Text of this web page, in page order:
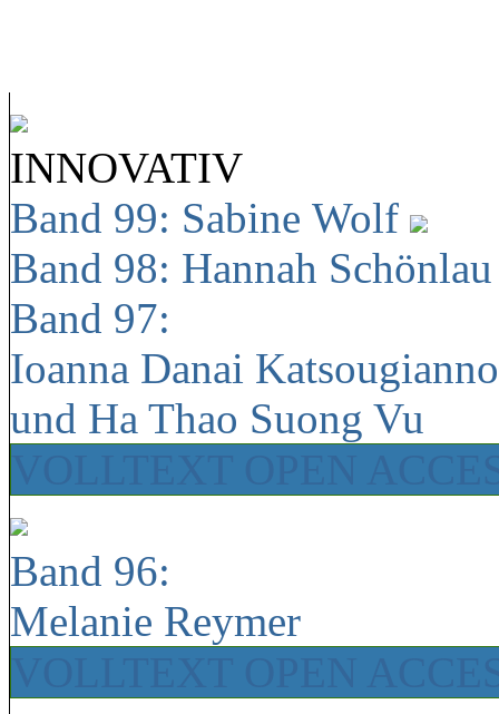
INNOVATIV
Band 99: Sabine Wolf
Band 98: Hannah
Band 97:
Ioanna Danai
und Ha Thao Suong Vu
Band 96:
Melanie Reymer